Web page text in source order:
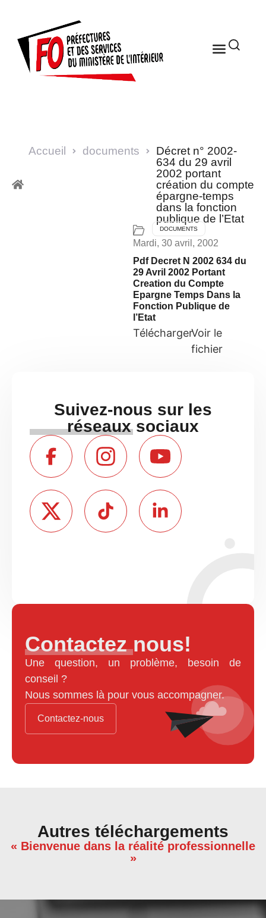
Accueil documents
Décret n° 2002-
634 du 29 avril
2002 portant
création du compte
épargne-temps
dans la fonction
publique de l’Etat
DOCUMENTS
Mardi, 30 avril, 2002
Pdf Decret N 2002 634 du
29 Avril 2002 Portant
Creation du Compte
Epargne Temps Dans la
Fonction Publique de
l’Etat
TéléchargerVoir le
fichier
Suivez-nous sur les
réseaux sociaux
Contactez nous!
Une question, un problème, besoin de
conseil ?
Nous sommes là pour vous accompagner.
Contactez-nous
Autres téléchargements
« Bienvenue dans la réalité professionnelle
»